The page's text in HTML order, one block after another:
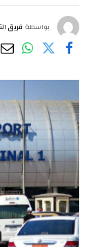
بواسطة فريق